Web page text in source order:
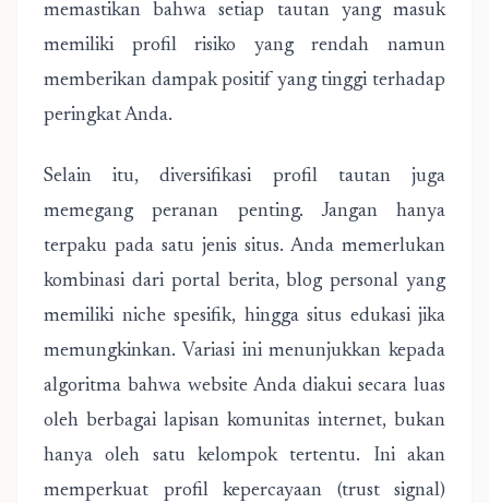
memastikan bahwa setiap tautan yang masuk
memiliki profil risiko yang rendah namun
memberikan dampak positif yang tinggi terhadap
peringkat Anda.
Selain itu, diversifikasi profil tautan juga
memegang peranan penting. Jangan hanya
terpaku pada satu jenis situs. Anda memerlukan
kombinasi dari portal berita, blog personal yang
memiliki niche spesifik, hingga situs edukasi jika
memungkinkan. Variasi ini menunjukkan kepada
algoritma bahwa website Anda diakui secara luas
oleh berbagai lapisan komunitas internet, bukan
hanya oleh satu kelompok tertentu. Ini akan
memperkuat profil kepercayaan (trust signal)